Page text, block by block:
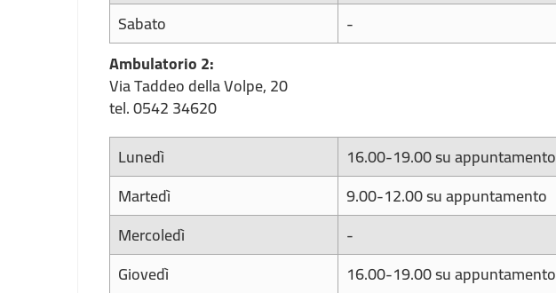
Sabato
-
Ambulatorio 2:
Via Taddeo della Volpe, 20
tel. 0542 34620
Lunedì
16.00-19.00 su appuntamento
Martedì
9.00-12.00 su appuntamento
Mercoledì
-
Giovedì
16.00-19.00 su appuntamento